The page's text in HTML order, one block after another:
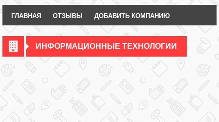
ГЛАВНАЯ ОТЗЫВЫ ДОБАВИТЬ КОМПАНИЮ
ИНФОРМАЦИОННЫЕ ТЕХНОЛОГИИ